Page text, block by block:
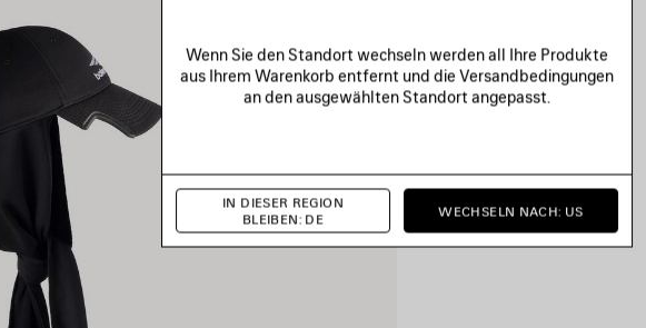
Wenn Sie den Standort wechseln werden all Ihre Produkte
aus Ihrem Warenkorb entfernt und die Versandbedingungen
an den ausgewählten Standort angepasst.
IN DIESER REGION
BLEIBEN: DE
WECHSELN NACH: US